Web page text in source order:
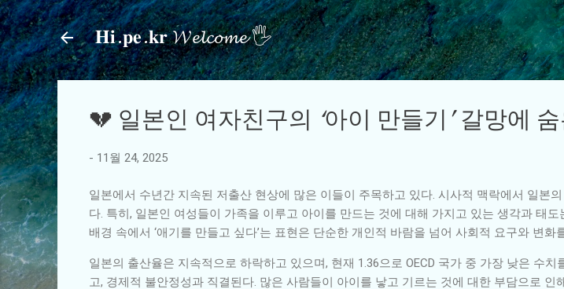
기본 콘텐츠로 건
𝐇𝐢.𝐩𝐞.𝐤𝐫 𝓦𝓮𝓵𝓬𝓸𝓶𝓮 🖐
💔 일본인 여자친구의 ‘아이 만들기’ 갈망에
- 11월 24, 2025
일본에서 수년간 지속된 저출산 현상에 많은 이들이 주목하고 있다. 시사적 맥락에서 일본
다. 특히, 일본인 여성들이 가족을 이루고 아이를 만드는 것에 대해 가지고 있는 생각과 태
배경 속에서 ‘애기를 만들고 싶다’는 표현은 단순한 개인적 바람을 넘어 사회적 요구와 변
일본의 출산율은 지속적으로 하락하고 있으며, 현재 1.36으로 OECD 국가 중 가장 낮은 수
고, 경제적 불안정성과 직결된다. 많은 사람들이 아이를 낳고 기르는 것에 대한 부담으로